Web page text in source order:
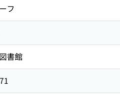
フ
書館